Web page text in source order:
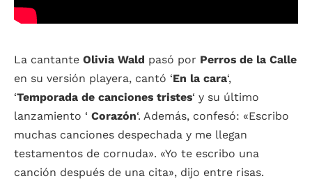
La cantante Olivia Wald pasó por Perros de la Calle
en su versión playera, cantó ‘En la cara‘,
‘Temporada de canciones tristes‘ y su último
lanzamiento ‘ Corazón‘. Además, confesó: «Escribo
muchas canciones despechada y me llegan
testamentos de cornuda». «Yo te escribo una
canción después de una cita», dijo entre risas.